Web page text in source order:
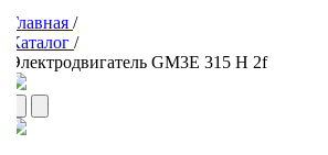
/
/
GM3E 315 H 2f